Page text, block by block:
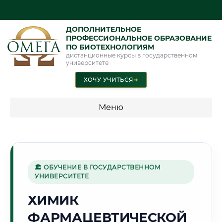
ДОПОЛНИТЕЛЬНОЕ
ПРОФЕССИОНАЛЬНОЕ ОБРАЗОВАНИЕ
ПО БИОТЕХНОЛОГИЯМ
дистанционные курсы в государственном
университете
ХОЧУ УЧИТЬСЯ➜
Меню
Г. САНКТ-ПЕТЕРБУРГ
🏛 ОБУЧЕНИЕ В ГОСУДАРСТВЕННОМ
УНИВЕРСИТЕТЕ
ХИМИК
ФАРМАЦЕВТИЧЕСКОЙ